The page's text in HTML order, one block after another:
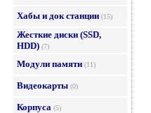
Хабы и док станции (15)
Жесткие диски (SSD,
HDD) (7)
Модули памяти (11)
Видеокарты (0)
Корпуса (5)